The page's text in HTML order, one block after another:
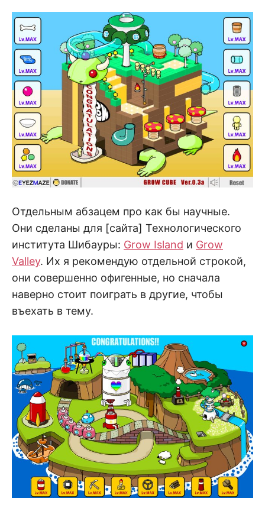
Отдельным абзацем про как бы научные.
Они сделаны для [сайта] Технологического
института Шибауры: Grow Island и Grow
Valley. Их я рекомендую отдельной строкой,
они совершенно офигенные, но сначала
наверно стоит поиграть в другие, чтобы
въехать в тему.